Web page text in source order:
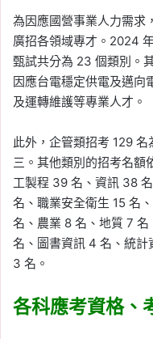
為因應國營事業人力需求
廣招各領域專才。2024
甄試共分為 23 個類別。
因應台電穩定供電及邁向
及運轉維護等專業人才。
此外，企管類招考 129
三。其他類別的招考名額
工製程 39 名、資訊 38
名、職業安全衛生 15 名
名、農業 8 名、地質 7
名、圖書資訊 4 名、統
3 名。
各科應考資格、